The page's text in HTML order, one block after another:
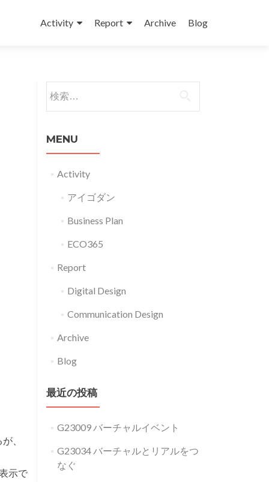
Activity
Report Archive Blog
、
示で
検索:
MENU
Activity
アイゴダン
Business Plan
ECO365
Report
Digital Design
Communication Design
Archive
Blog
最近の投稿
G23009 バーチャルイベント
G23034 バーチャルとリアルをつ
なぐ